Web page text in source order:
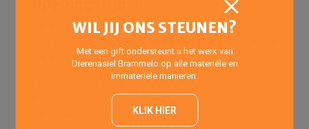
jaar geopend op onderstaande tijden:
Elke dag van de week:
’s Morgens: 10:00 uur -12:00 uur
’s Avonds : 17:00 uur -18:00 uur
WIL JIJ ONS STEUNEN?
Met een gift ondersteunt u het werk van
Dierenasiel Brammelo op alle materiële en
immateriële manieren.
KLIK HIER